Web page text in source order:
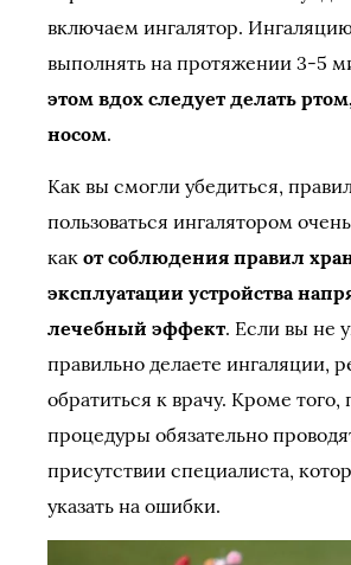
включаем ингалятор.
выполнять на протяжении 3-5
этом вдох следует делать
носом.
Как вы смогли убедиться,
пользоваться ингалятором
как от соблюдения правил
эксплуатации устройства
лечебный эффект. Если вы не
правильно делаете ингаляции,
обратиться к врачу. Кроме того,
процедуры обязательно
присутствии специалиста,
указать на ошибки.